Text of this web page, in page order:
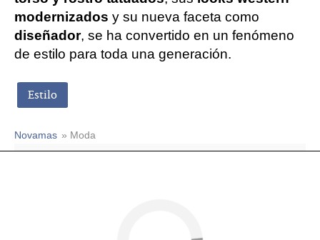
modernizados y su nueva faceta como
diseñador, se ha convertido en un fenómeno
de estilo para toda una generación.
Estilo
Novamas » Moda